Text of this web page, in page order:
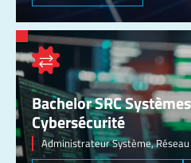
Bachelor SRC
Cybersécurité
Administrateur Système,